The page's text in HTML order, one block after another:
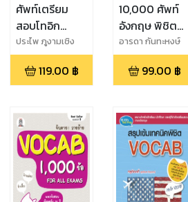
ศัพท์เตรียม
สอบโทอิก
TOEIC
Vocabulary
ประไพ ภูงามเชิง
119.00 ฿
10,000 ศัพท์
อังกฤษ พิชิต
การเรียน-สอบ-
ใช้ในชีวิตประจำ
วัน
อารดา กันทะหงษ์
99.00 ฿